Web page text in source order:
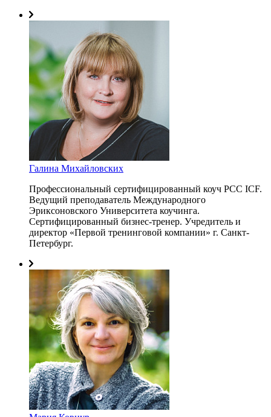
Галина Михайловских
Профессиональный сертифицированный коуч PCC ICF.
Ведущий преподаватель Международного
Эриксоновского Университета коучинга.
Сертифицированный бизнес-тренер. Учредитель и
директор «Первой тренинговой компании» г. Санкт-
Петербург.